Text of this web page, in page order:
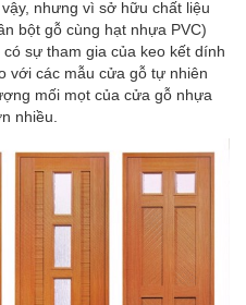
nhưng vì sở hữu chất liệu
bột gỗ cùng hạt nhựa PVC)
sự tham gia của keo kết dính
với các mẫu cửa gỗ tự nhiên
mối mọt của cửa gỗ nhựa
nhiều.